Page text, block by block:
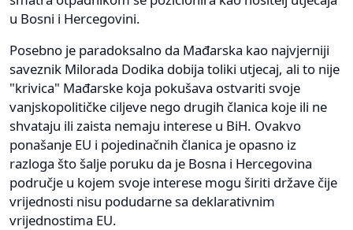
u Bosni i Hercegovini.
Posebno je paradoksalno da Mađarska kao najvjerniji
saveznik Milorada Dodika dobija toliki utjecaj, ali to nije
"krivica" Mađarske koja pokušava ostvariti svoje
vanjskopolitičke ciljeve nego drugih članica koje ili ne
shvataju ili zaista nemaju interese u BiH. Ovakvo
ponašanje EU i pojedinačnih članica je opasno iz
razloga što šalje poruku da je Bosna i Hercegovina
područje u kojem svoje interese mogu širiti države čije
vrijednosti nisu podudarne sa deklarativnim
vrijednostima EU.